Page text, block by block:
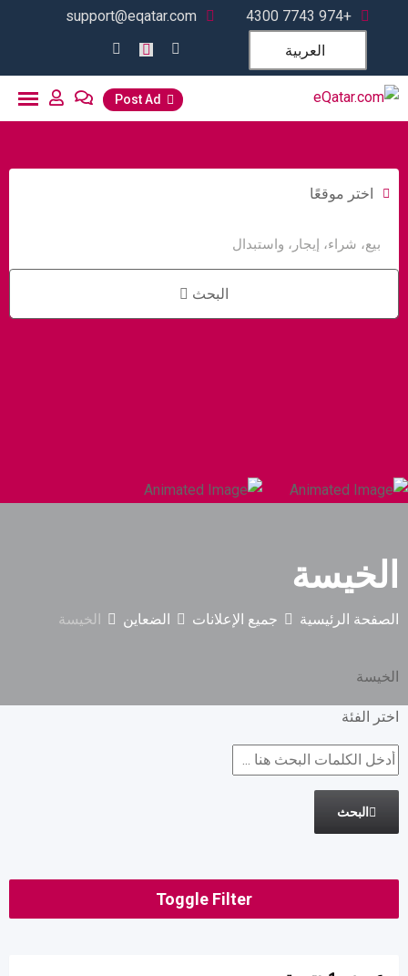
+974 7743 4300
support@eqatar.com
العربية
Post Ad
اختر موقعًا
البحث
الخيسة
الصفحة الرئيسية جميع الإعلانات الضعاين الخيسة
الخيسة
اختر الفئة
البحث
Toggle Filter